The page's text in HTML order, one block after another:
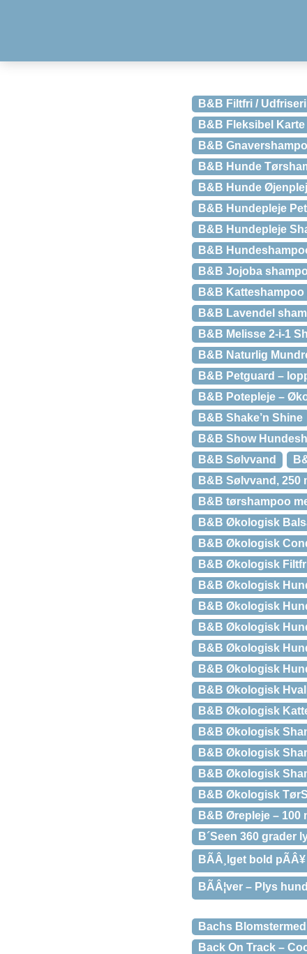
B&B Filtfri /
B&B Fleksibel Karte
B&B
B&B Hunde
B&B Hunde
B&B Hundepleje
B&B Hundepleje
B&B
B&B Jojoba
B&B
B&B Lavendel
B&B Melisse 2-i-1
B&B Naturlig
B&B Petguard –
B&B Potepleje –
B&B Shake’n Shine
B&B Show
B&B Sølvvand
B&B Sølvvand, 250
B&B tørshampoo
B&B Økologisk
B&B Økologisk
B&B Økologisk
B&B Økologisk
B&B Økologisk
B&B Økologisk
B&B Økologisk
B&B Økologisk
B&B Økologisk
B&B Økologisk
B&B Økologisk
B&B Økologisk
B&B Økologisk
B&B Økologisk
B&B Ørepleje – 100
B´Seen 360 grader
BÃÂ¸lget bold
BÃÂ¦ver – Plys
Bachs
Back On Track –